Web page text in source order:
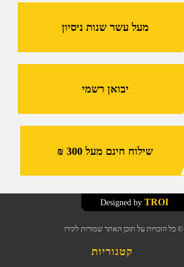
מעל עשר שנות ניסיון
יבואן רשמי
שילוח חינם מעל 300 ₪
© כל הזכויות על תוכן האתר שמורות לקירו
TROI
קטגוריות